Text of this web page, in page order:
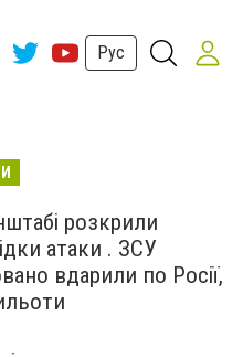
Рус
розкрили
атаки . ЗСУ
вдарили по Росії,